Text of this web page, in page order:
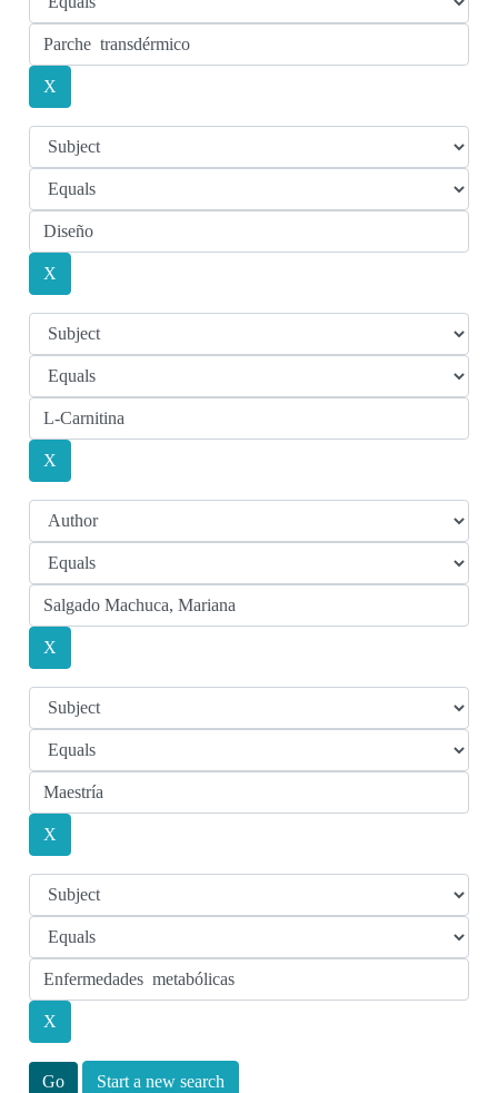
Start a new search